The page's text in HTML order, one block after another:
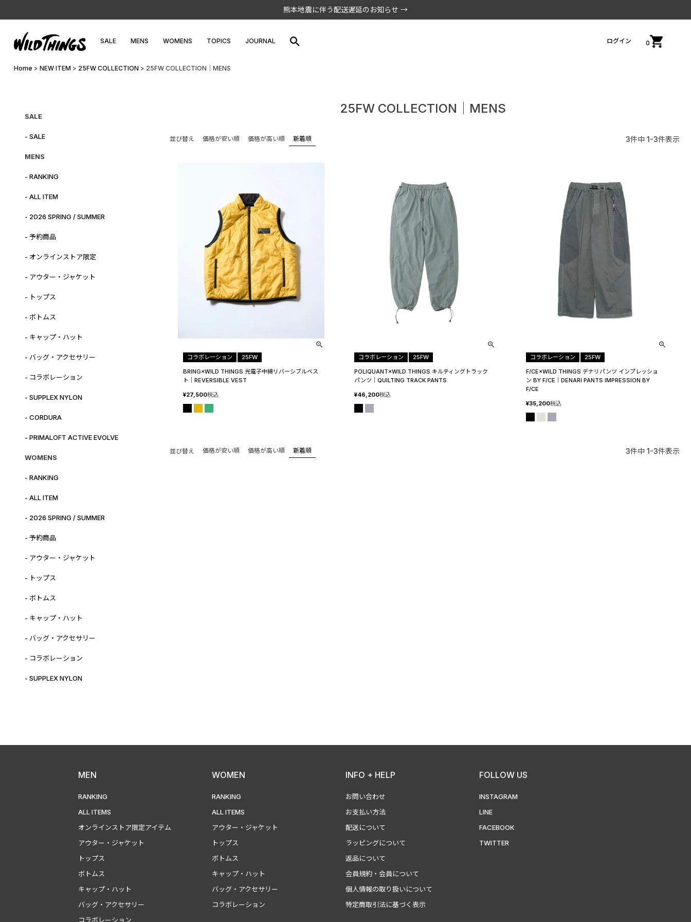
熊本地震に伴う配送遅延のお知らせ →
SALE MENS WOMENS TOPICS JOURNAL ログイン 0
Home NEW ITEM 25FW COLLECTION 25FW COLLECTION│MENS
SALE
- SALE
MENS
- RANKING
- ALL ITEM
- 2026 SPRING / SUMMER
- 予約商品
- オンラインストア限定
- アウター・ジャケット
- トップス
- ボトムス
- キャップ・ハット
- バッグ・アクセサリー
- コラボレーション
- SUPPLEX NYLON
- CORDURA
- PRIMALOFT ACTIVE EVOLVE
WOMENS
- RANKING
- ALL ITEM
- 2026 SPRING / SUMMER
- 予約商品
- アウター・ジャケット
- トップス
- ボトムス
- キャップ・ハット
- バッグ・アクセサリー
- コラボレーション
- SUPPLEX NYLON
25FW COLLECTION│MENS
並び替え 価格が安い順 価格が高い順 新着順 3件中 1-3件表示
BRING×WILD THINGS 光電子中綿リバーシブルベス
ト│REVERSIBLE VEST
コラボレーション 25FW
¥27,500税込
POLIQUANT×WILD THINGS キルティングトラック
パンツ│QUILTING TRACK PANTS
コラボレーション 25FW
¥46,200税込
F/CE×WILD THINGS デナリパンツ インプレッショ
ン BY F/CE│DENARI PANTS IMPRESSION BY
F/CE
コラボレーション 25FW
¥35,200税込
並び替え 価格が安い順 価格が高い順 新着順 3件中 1-3件表示
MEN
RANKING
ALL ITEMS
オンラインストア限定アイテム
アウター・ジャケット
トップス
ボトムス
キャップ・ハット
バッグ・アクセサリー
コラボレーション
WOMEN
RANKING
ALL ITEMS
アウター・ジャケット
トップス
ボトムス
キャップ・ハット
バッグ・アクセサリー
コラボレーション
INFO + HELP
お問い合わせ
お支払い方法
配送について
ラッピングについて
返品について
会員規約・会員について
個人情報の取り扱いについて
特定商取引法に基づく表示
FOLLOW US
INSTAGRAM
LINE
FACEBOOK
TWITTER